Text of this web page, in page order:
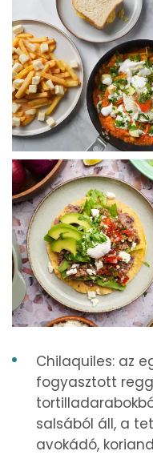
Chilaquiles: az
fogyasztott
salsából áll, a
avokádó,